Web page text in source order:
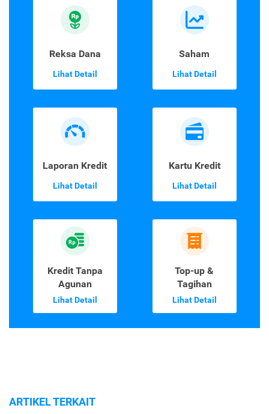
Reksa Dana
Lihat Detail
Saham
Lihat Detail
Laporan Kredit
Lihat Detail
Kartu Kredit
Lihat Detail
Kredit Tanpa
Agunan
Lihat Detail
Top-up &
Tagihan
Lihat Detail
ARTIKEL TERKAIT